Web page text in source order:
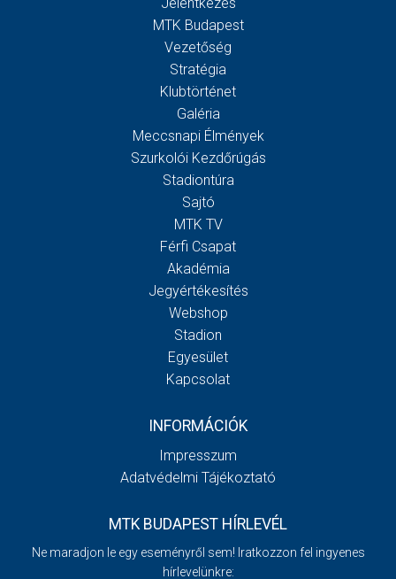
MTK Budapest
Vezetőség
Stratégia
Klubtörténet
Galéria
Meccsnapi Élmények
Szurkolói Kezdőrúgás
Stadiontúra
Sajtó
MTK TV
Férfi Csapat
Akadémia
Jegyértékesítés
Webshop
Stadion
Egyesület
Kapcsolat
INFORMÁCIÓK
Impresszum
Adatvédelmi Tájékoztató
MTK BUDAPEST HÍRLEVÉL
Ne maradjon le egy eseményről sem! Iratkozzon fel ingyenes
hírlevelünkre: